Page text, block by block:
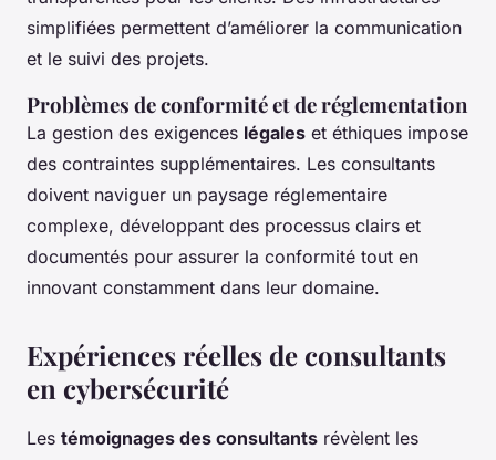
simplifiées permettent d’améliorer la communication
et le suivi des projets.
Problèmes de conformité et de réglementation
La gestion des exigences légales et éthiques impose
des contraintes supplémentaires. Les consultants
doivent naviguer un paysage réglementaire
complexe, développant des processus clairs et
documentés pour assurer la conformité tout en
innovant constamment dans leur domaine.
Expériences réelles de consultants
en cybersécurité
Les témoignages des consultants révèlent les